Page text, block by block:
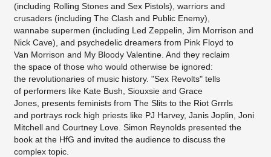
(including Rolling Stones and Sex Pistols), warriors and
crusaders (including The Clash and Public Enemy),
wannabe supermen (including Led Zeppelin, Jim Morrison and
Nick Cave), and psychedelic dreamers from Pink Floyd to
Van Morrison and My Bloody Valentine. And they reclaim
the space of those who would otherwise be ignored:
the revolutionaries of music history. "Sex Revolts" tells
of performers like Kate Bush, Siouxsie and Grace
Jones, presents feminists from The Slits to the Riot Grrrls
and portrays rock high priests like PJ Harvey, Janis Joplin, Joni
Mitchell and Courtney Love. Simon Reynolds presented the
book at the HfG and invited the audience to discuss the
complex topic.